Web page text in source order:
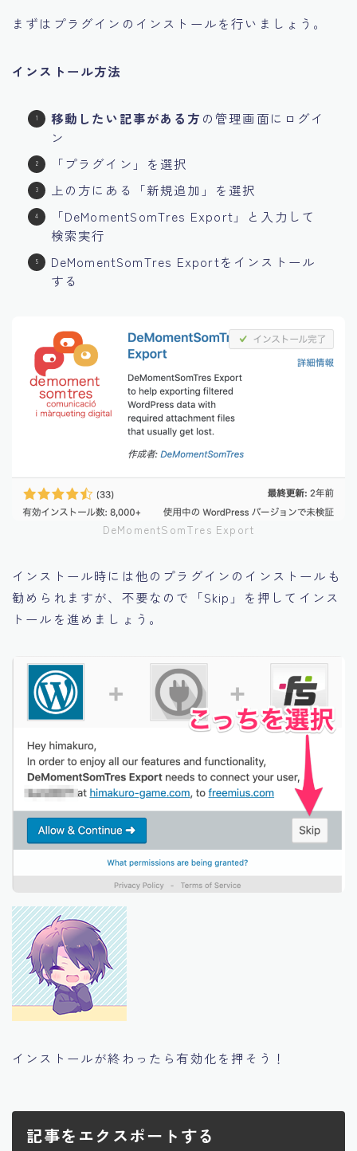
まずはプラグインのインストールを行いましょう。
インストール方法
移動したい記事がある方 の管理画面にログイ
ン
「プラグイン」を選択
上の方にある「新規追加」を選択
「DeMomentSomTres Export」と入力して
検索実行
DeMomentSomTres Exportをインストール
する
DeMomentSomTres Export
インストール時には他のプラグインのインストールも
勧められますが、 不要なので「Skip」を押してインス
トールを進めましょう。
インストールが終わったら有効化を押そう！
記事をエクスポートする